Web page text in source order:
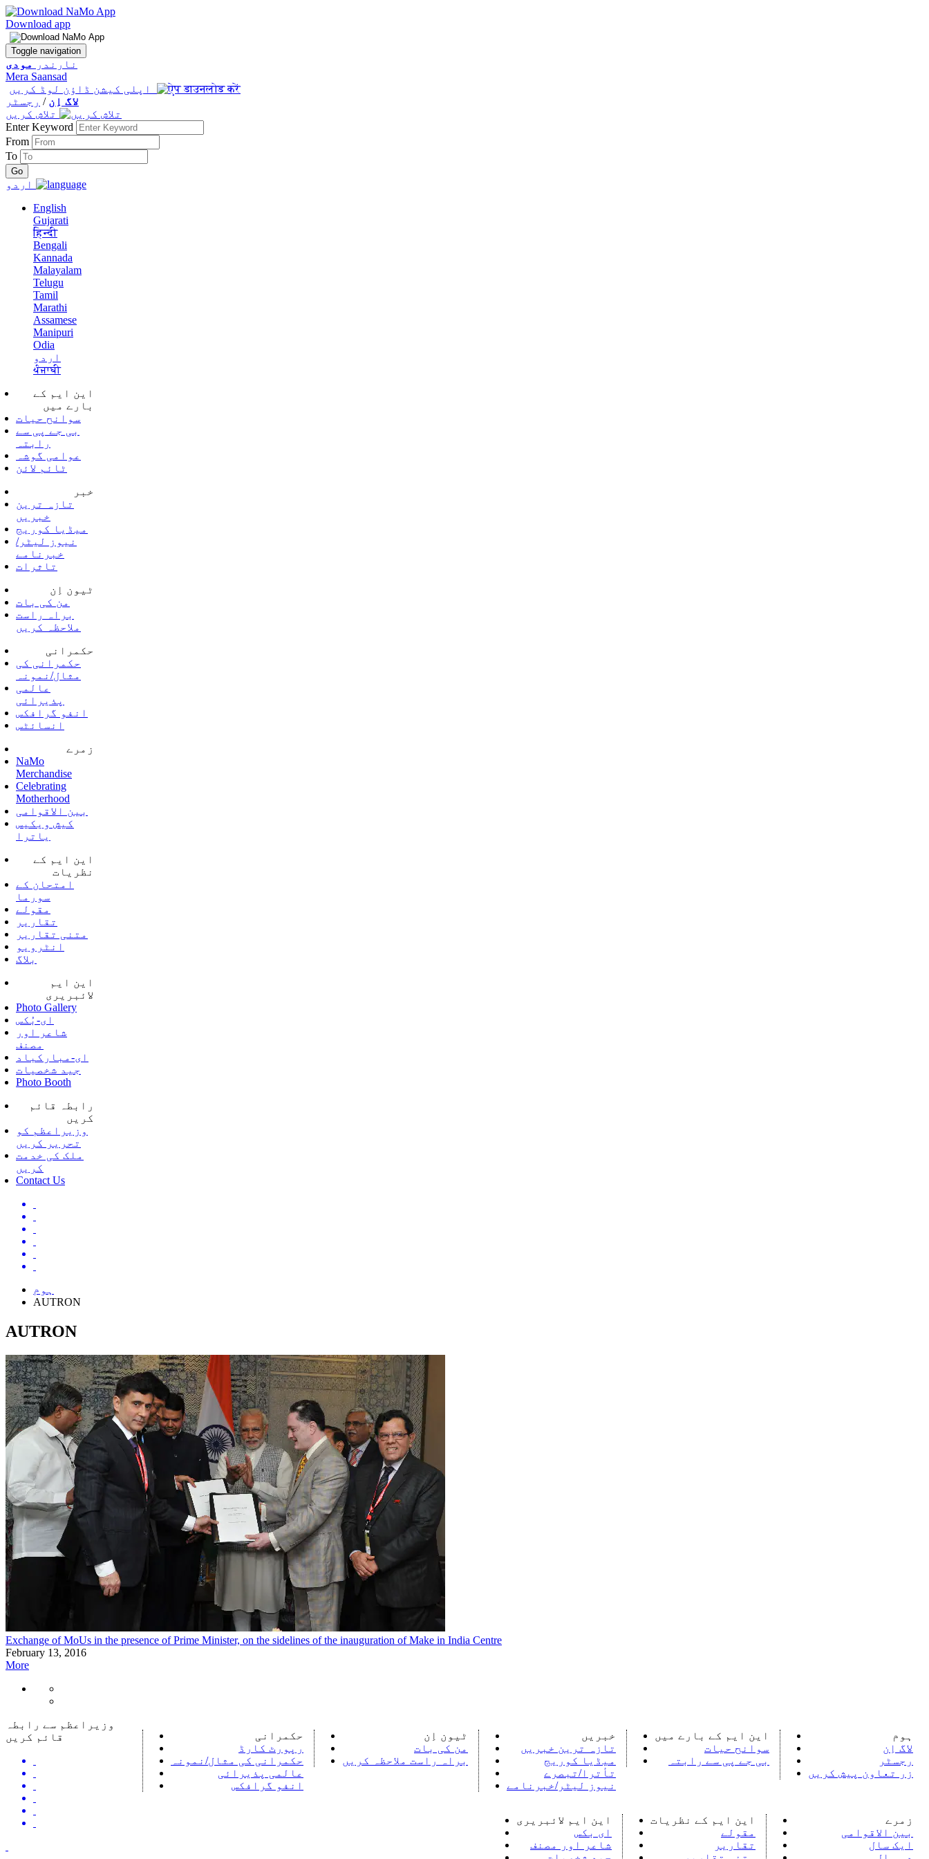
Download app
Toggle navigation
نارندر
مودی
Mera Saansad
اپلی کیشن ڈاؤن لوڈ کریں
لاگ اِن / رجسٹر
Enter Keyword
From
To
English
Gujarati
हिन्दी
Bengali
Kannada
Malayalam
Telugu
Tamil
Marathi
Assamese
Manipuri
Odia
اردو
ਪੰਜਾਬੀ
این ایم کے
بارے میں
سوانح حیات
بی جے پی سے
رابتہ
عوامی گوشہ
ٹائم لائن
خبر
تازہ ترین
خبریں
میڈیا کوریج
نیوز لیٹر/
خبرنامے
تاثرات
ٹیون اِن
من کی بات
براہ راست
ملاحظہ کریں
حکمرانی
حکمرانی کی
مثال/نمونہ
عالمی
پذیرائی
انفو گرافکس
انسائٹس
زمرے
NaMo
Merchandise
Celebrating
Motherhood
بین الاقوامی
کیش ویکیس
یاترا
این ایم کے
نظریات
امتحان کے
سورما
مقولے
تقاریر
متنی تقاریر
انٹرویو
بلاگ
این ایم
لائبریری
Photo Gallery
ای-بُکس
شاعر اور
مصنف
ای-مبارکباد
جید شخصیات
Photo Booth
رابطہ قائم
کریں
وزیراعظم کو
تحریر کریں
ملک کی خدمت
کریں
Contact Us
ہوم
AUTRON
AUTRON
Exchange of MoUs in the presence of Prime Minister, on the sidelines of the inauguration of Make in India Centre
February 13, 2016
More
ہوم
لاگ اِن
رجسٹر
زر تعاون پیش کریں
این ایم کے بارے میں
سوانح حیات
بی جے پی سے رابتہ
خبریں
تازہ ترین خبریں
میڈیا کوریج
تأترا/تبصرے
نیوز لیٹر/خبرنامے
ٹیون اِن
من کی بات
براہ راست ملاحظہ کریں
حکمرانی
رپورٹ کارڈ
حکمرانی کی مثال/نمونہ
عالمی پذیرائی
انفو گرافکس
زمرے
بین الاقوامی
ایک سال
این ایم کے نظریات
مقولے
تقاریر
این ایم لائبریری
ای بکس
شاعر اور مصنف
وزیراعظم سے رابطہ
قائم کریں